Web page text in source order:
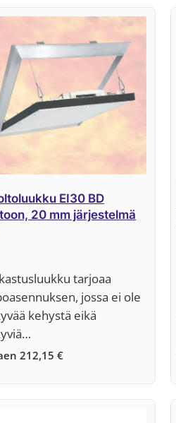
EI30 BD
20 mm järjestelmä
tarjoaa
jossa ei ole
kehystä eikä
212,15 €